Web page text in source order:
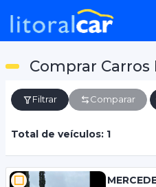
Comprar Carros
Filtrar Comparar
Total de veículos: 1